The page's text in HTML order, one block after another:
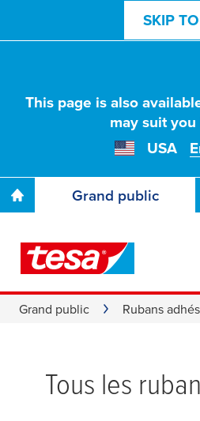
SKIP
This page is also
may suit
USA
Grand public
Grand public Rubans
Tous les